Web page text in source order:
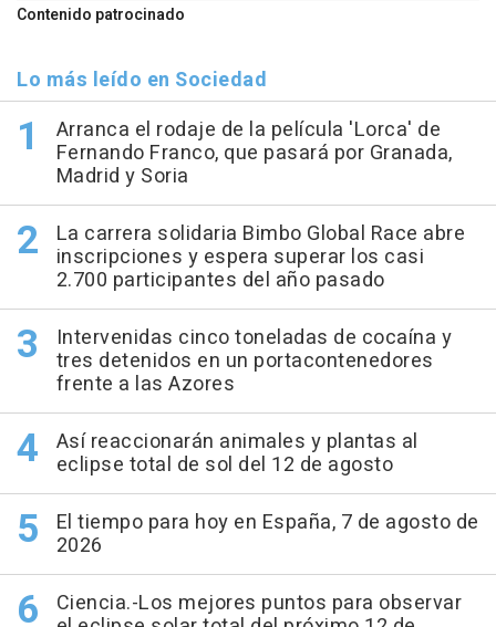
Contenido patrocinado
Lo más leído en Sociedad
Arranca el rodaje de la película 'Lorca' de
Fernando Franco, que pasará por Granada,
Madrid y Soria
La carrera solidaria Bimbo Global Race abre
inscripciones y espera superar los casi
2.700 participantes del año pasado
Intervenidas cinco toneladas de cocaína y
tres detenidos en un portacontenedores
frente a las Azores
Así reaccionarán animales y plantas al
eclipse total de sol del 12 de agosto
El tiempo para hoy en España, 7 de agosto de
2026
Ciencia.-Los mejores puntos para observar